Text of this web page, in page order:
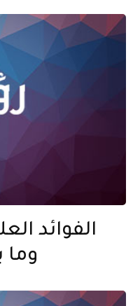
الفوائد
وما